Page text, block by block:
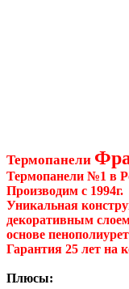
Термопанели
Термопанели №1 в
Производим с 1994г.
Уникальная
декоративным
основе
Гарантия 25 лет на
Плюсы: